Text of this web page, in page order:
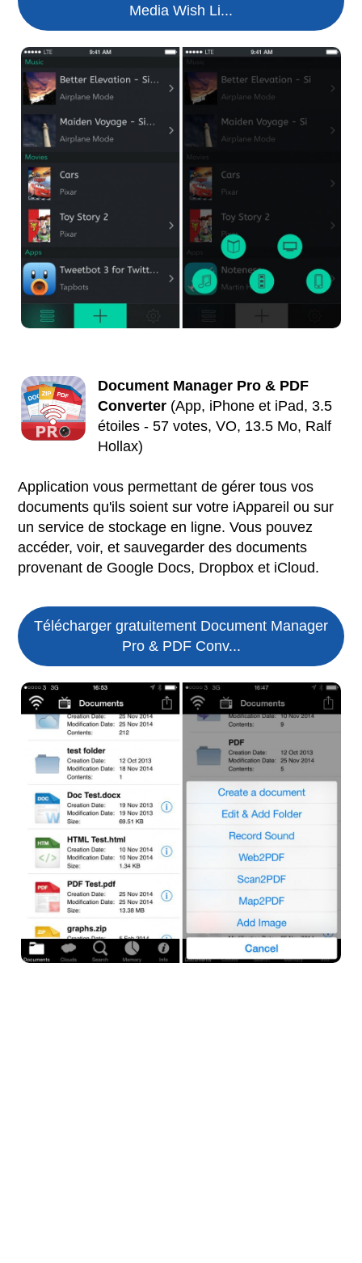
Media Wish Li...
Document Manager Pro & PDF
Converter (App, iPhone et iPad, 3.5
étoiles - 57 votes, VO, 13.5 Mo, Ralf
Hollax)
Application vous permettant de gérer tous vos
documents qu'ils soient sur votre iAppareil ou sur
un service de stockage en ligne. Vous pouvez
accéder, voir, et sauvegarder des documents
provenant de Google Docs, Dropbox et iCloud.
Télécharger gratuitement Document Manager
Pro & PDF Conv...